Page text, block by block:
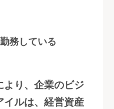
務している
より、企業のビジ
イルは、経営資産